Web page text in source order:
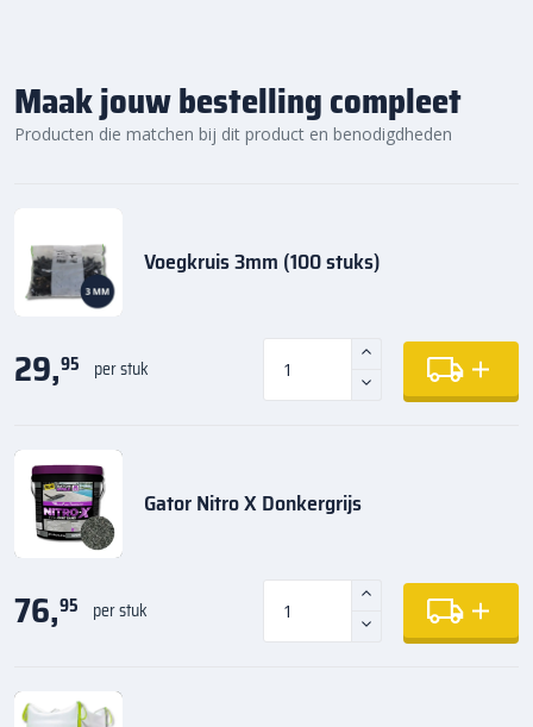
Maak jouw bestelling compleet
Producten die matchen bij dit product en benodigdheden
Voegkruis 3mm (100 stuks)
29,95 per stuk
Gator Nitro X Donkergrijs
76,95 per stuk